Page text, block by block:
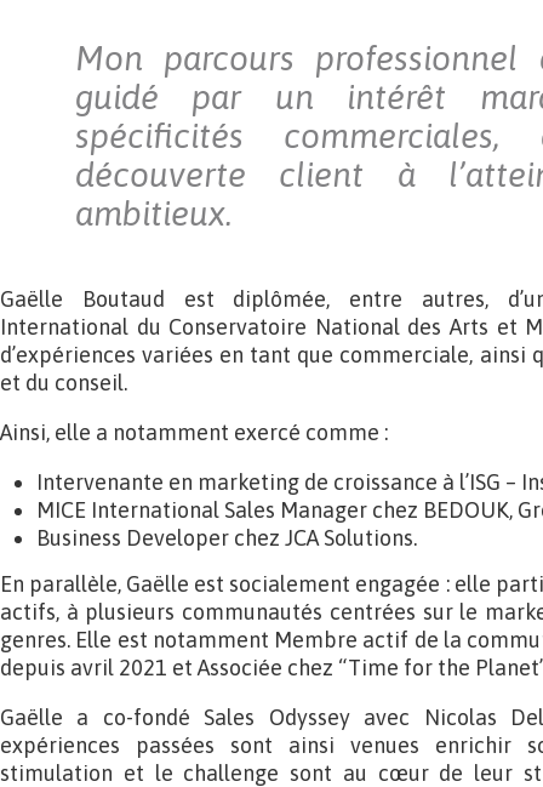
Mon parcours
guidé par un intérêt
spécificités
découverte client à
ambitieux.
Gaëlle Boutaud est diplômée, entre autres,
International du Conservatoire National des Arts et
d’expériences variées en tant que commerciale, ainsi
et du conseil.
Ainsi, elle a notamment exercé comme :
Intervenante en marketing de croissance à l’ISG –
MICE International Sales Manager chez BEDOUK,
Business Developer chez JCA Solutions.
En parallèle, Gaëlle est socialement engagée : elle
actifs, à plusieurs communautés centrées sur le
genres. Elle est notamment Membre actif de la
depuis avril 2021 et Associée chez “Time for the
Gaëlle a co-fondé Sales Odyssey avec Nicolas
expériences passées sont ainsi venues enrichir
stimulation et le challenge sont au cœur de leur